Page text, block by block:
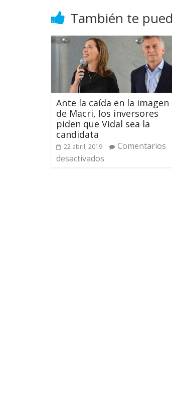
También te
Ante la caída en la imagen
de Macri, los inversores
piden que Vidal sea la
candidata
22 abril, 2019
Comentarios
desactivados